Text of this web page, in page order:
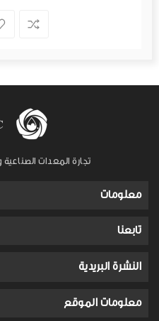
تجارة المعدات الصناعية
معلومات
تابعنا
النشرة البريدية
معلومات الموقع